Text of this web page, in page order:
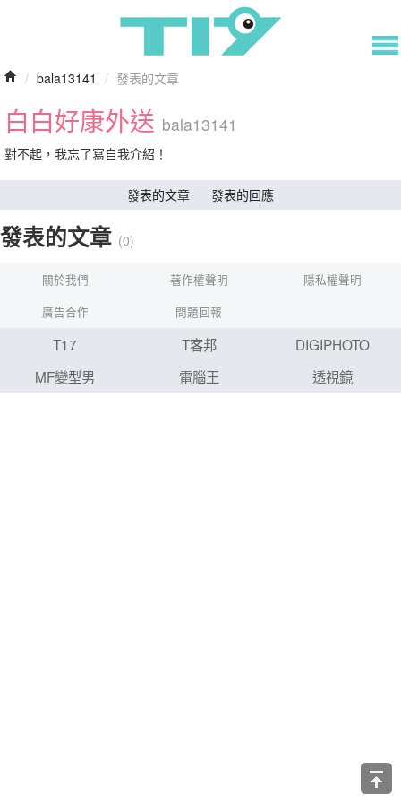
/ bala13141 / 發表的文章
白白好康外送 bala13141
對不起，我忘了寫自我介紹！
發表的文章 發表的回應
發表的文章 (0)
關於我們 著作權聲明
隱私權聲明
廣告合作
問題回報
T17 T客邦
DIGIPHOTO
MF變型男
電腦王 透視鏡